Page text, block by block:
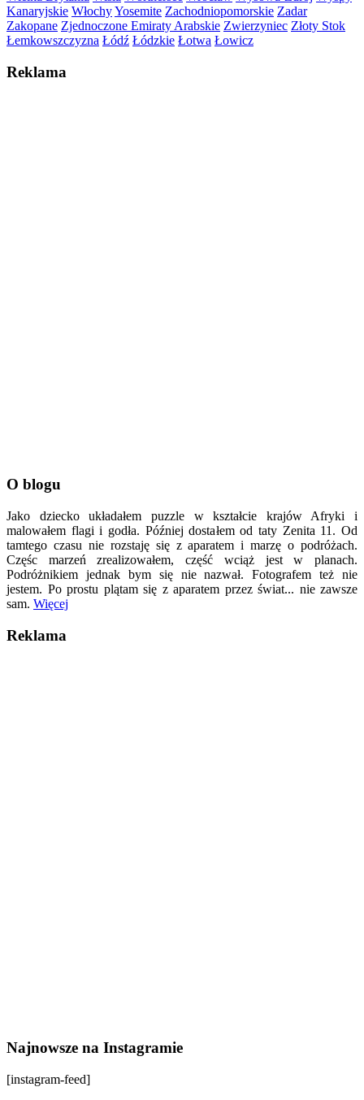
Kanaryjskie WłochyYosemite Zachodniopomorskie Zadar
Zakopane Zjednoczone Emiraty Arabskie Zwierzyniec Złoty Stok
Łemkowszczyzna Łódź Łódzkie Łotwa Łowicz
Reklama
O blogu
Jako dziecko układałem puzzle w kształcie krajów Afryki i
malowałem flagi i godła. Później dostałem od taty Zenita 11. Od
tamtego czasu nie rozstaję się z aparatem i marzę o podróżach.
Częśc marzeń zrealizowałem, część wciąż jest w planach.
Podróżnikiem jednak bym się nie nazwał. Fotografem też nie
jestem. Po prostu plątam się z aparatem przez świat... nie zawsze
sam. Więcej
Reklama
Najnowsze na Instagramie
[instagram-feed]